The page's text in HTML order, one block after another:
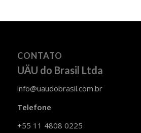
CONTATO
UÄU do Brasil Ltda
info@uaudobrasil.com.br
Telefone
+55 11 4808 0225